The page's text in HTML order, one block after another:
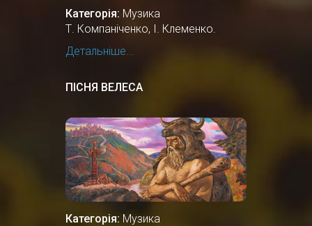
Категорія: Музика
Т. Компаніченко, І. Клеменко.
Детальніше...
ПІСНЯ ВЕЛЕСА
Категорія: Музика